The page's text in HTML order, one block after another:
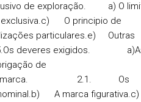
de exploração. a) O
O principio de
particulares.e) Outras
deveres exigidos.
de
2.1. Os
A marca